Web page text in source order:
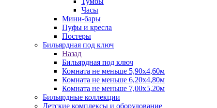
Часы
Мини-бары
Пуфы и кресла
Постеры
Бильярдная под ключ
Назад
Бильярдная под ключ
Комната не меньше 5,90х4,60м
Комната не меньше 6,20х4,80м
Комната не меньше 7,00х5,20м
Бильярдные коллекции
Детские комплексы и оборудование